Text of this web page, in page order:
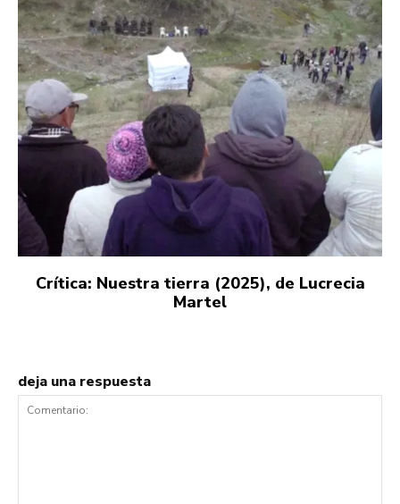
Crítica: Nuestra tierra (2025), de Lucrecia
Martel
deja una respuesta